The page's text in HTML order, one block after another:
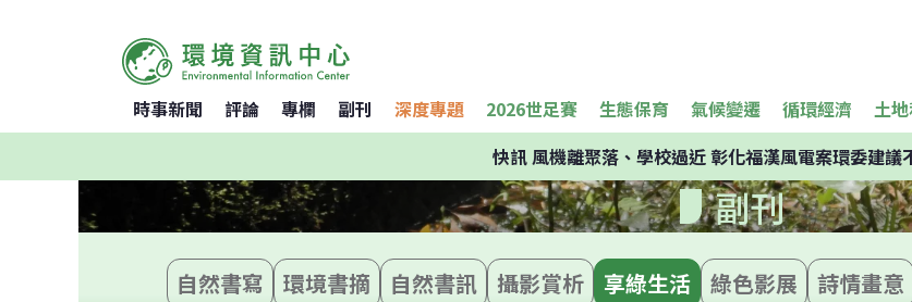
時事新聞 評論 專欄 副刊 深度專題 2026世足賽 生態保育 氣候變遷 循環經濟 土
快訊風機離聚落、學校過近 彰化福漢風電案環委建議
副刊
自然書寫 環境書摘 自然書訊 攝影賞析 享綠生活 綠色影展 詩情畫意